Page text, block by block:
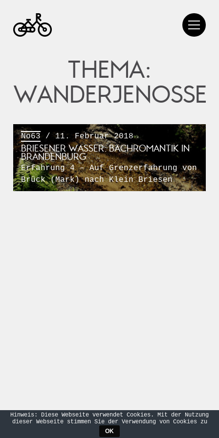
THEMA:
WANDERJENOSSE
No63 / 11. Februar 2018
BRIESENER WASSER: BACHROMANTIK IN
BRANDENBURG
Erfahrung 4 – Auf Grenzerfahrung von
Brück (Mark) nach Klein Briesen
Hinweis: Diese Webseite verwendet Cookies. Mit der Nutzung
dieser Webseite stimmen Sie der Verwendung von Cookies zu
OK